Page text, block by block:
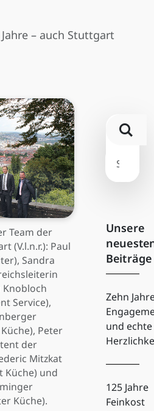
– auch Stuttgart
Team der
(V.l.n.r.): Paul
Sandra
Knobloch
Service),
Peter
der
Mitzkat
Küche) und
Küche).
Unsere
Beiträge
Zehn
und echte
125 Jahre
Feinkost